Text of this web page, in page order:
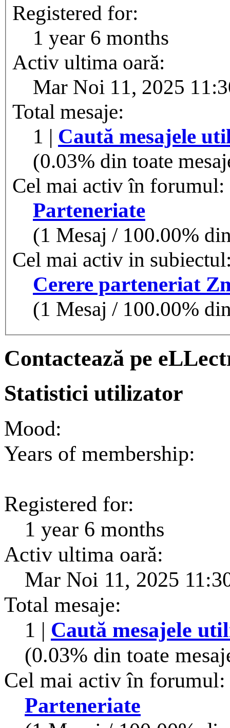
Registered for:
1 year 6 months
Activ ultima oară:
Mar Noi 11, 2025
Total mesaje:
1 | Caută mesajele
(0.03% din toate
Cel mai activ în forumul:
Parteneriate
(1 Mesaj / 100.00%
Cel mai activ in
Cerere parteneriat
(1 Mesaj / 100.00%
Contactează pe
Statistici utilizator
Mood:
Years of membership:
Registered for:
1 year 6 months
Activ ultima oară:
Mar Noi 11, 2025
Total mesaje:
1 | Caută mesajele
(0.03% din toate
Cel mai activ în forumul:
Parteneriate